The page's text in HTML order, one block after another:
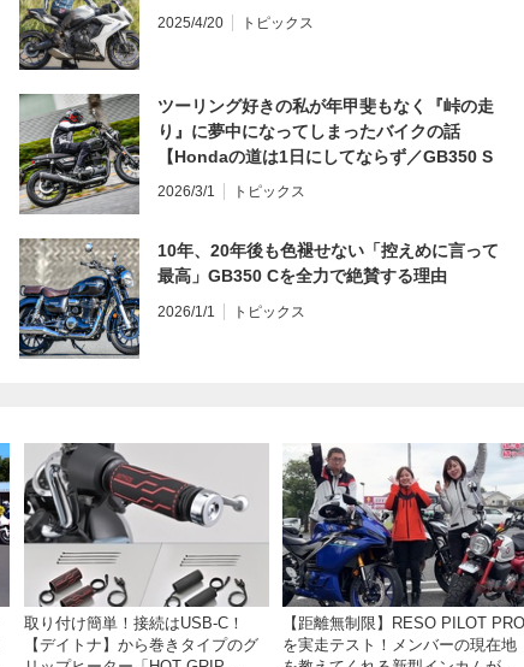
2025/4/20 トピックス
ツーリング好きの私が年甲斐もなく『峠の走
り』に夢中になってしまったバイクの話
【Hondaの道は1日にしてならず／GB350 S
インプレ・レビュー 前編】
2026/3/1 トピックス
10年、20年後も色褪せない「控えめに言って
最高」GB350 Cを全力で絶賛する理由
2026/1/1 トピックス
取り付け簡単！接続はUSB-C！
【デイトナ】から巻きタイプのグ
【距離無制限】RESO PILOT PRO
を実走テスト！メンバーの現在地